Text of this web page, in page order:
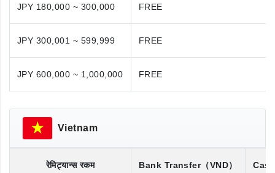
JPY 180,000 ~ 300,000 FREE
JPY 300,001 ~ 599,999 FREE
JPY 600,000 ~ 1,000,000 FREE
Vietnam
रेमिट्यान्स रकम Bank Transfer（VND）